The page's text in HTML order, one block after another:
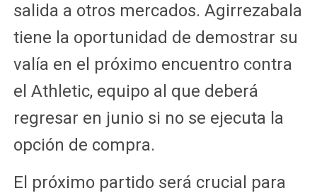
salida a otros mercados. Agirrezabala
tiene la oportunidad de demostrar su
valía en el próximo encuentro contra
el Athletic, equipo al que deberá
regresar en junio si no se ejecuta la
opción de compra.
El próximo partido será crucial para